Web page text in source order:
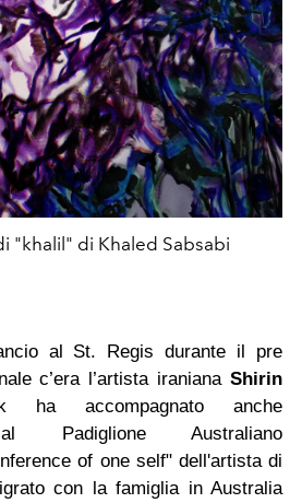
"khalil" di Khaled Sabsabi
al St. Regis durante il pre
c’era l’artista iraniana Shirin
accompagnato anche
al Padiglione Australiano
of one self" dell'artista di
con la famiglia in Australia